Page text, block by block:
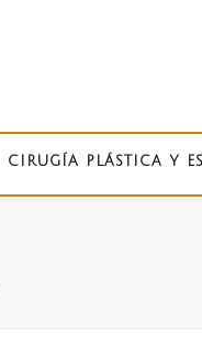
CIRUGÍA PLÁSTICA Y